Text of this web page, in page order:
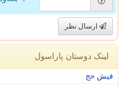
ارسال نظر
لینک دوستان پاراسول
فیش حج